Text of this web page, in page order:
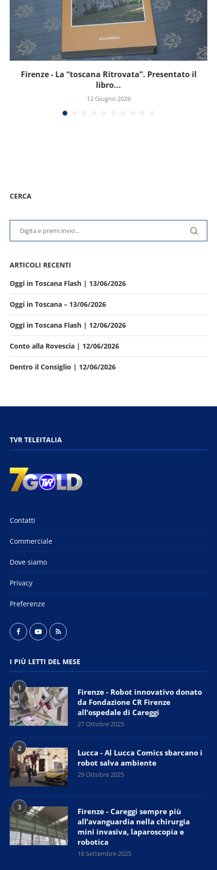
Firenze - La “toscana Ritrovata”. Presentato il
libro...
12 Giugno 2026
CERCA
ARTICOLI RECENTI
Oggi in Toscana Flash | 13/06/2026
Oggi in Toscana – 13/06/2026
Oggi in Toscana Flash | 12/06/2026
Conto alla Rovescia | 12/06/2026
Dentro il Consiglio | 12/06/2026
TVR TELEITALIA
Contatti
Commerciale
Dove siamo
Privacy
Preferenze
I PIÙ LETTI DEL MESE
1
Firenze - Robot innovativo donato
da Fondazione CR Firenze
all’ospedale di Careggi
27 Ottobre 2025
2
Lucca - Al Lucca Comics sbarcano i
robot salva ambiente
29 Ottobre 2025
3
Firenze - Careggi sempre più
all’avanguardia nella chirurgia
mini invasiva, laparoscopia e
robotica
18 Settembre 2025